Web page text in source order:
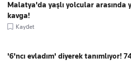
Malatya'da yaşlı yolcular arasında
kavga!
Kaydet
'6'ncı evladım' diyerek tanımlıyor!